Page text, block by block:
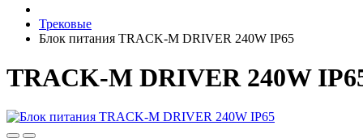
Трековые
Блок питания TRACK-M DRIVER 240W IP65
TRACK-M DRIVER 240W